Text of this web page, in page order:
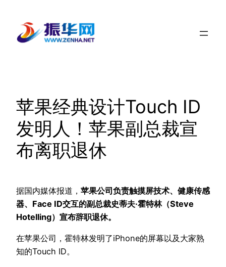
苹果经典设计Touch ID
发明人！苹果副总裁宣
布离职退休
据国内媒体报道， 苹果公司负责触摸屏技术、健康传感
器、Face ID交互的副总裁史蒂夫·霍特林（Steve
Hotelling）宣布辞职退休。
在苹果公司，霍特林发明了iPhone的屏幕以及大家熟
知的Touch ID。